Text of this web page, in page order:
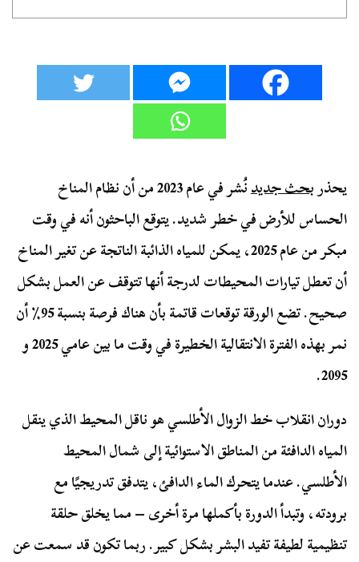
يحذربحث جديد
نُشر في عام 2023 من أن نظام المناخ
الحساس للأرض في خطر شديد. يتوقع الباحثون أنه في وقت
مبكر من عام 2025، يمكن للمياه الذائبة الناتجة عن تغير المناخ
أن تعطل تيارات المحيطات لدرجة أنها تتوقف عن العمل بشكل
صحيح. تضع الورقة توقعات قاتمة بأن هناك فرصة بنسبة 95٪ أن
نمر بهذه الفترة الانتقالية الخطيرة في وقت ما بين عامي 2025 و
2095.
دوران انقلاب خط الزوال الأطلسي هو ناقل المحيط الذي ينقل
المياه الدافئة من المناطق الاستوائية إلى شمال المحيط
الأطلسي. عندما يتحرك الماء الدافئ، يتدفق تدريجيًا مع
برودته، وتبدأ الدورة بأكملها مرة أخرى – مما يخلق حلقة
تنظيمية لطيفة تفيد البشر بشكل كبير. ربما تكون قد سمعت عن